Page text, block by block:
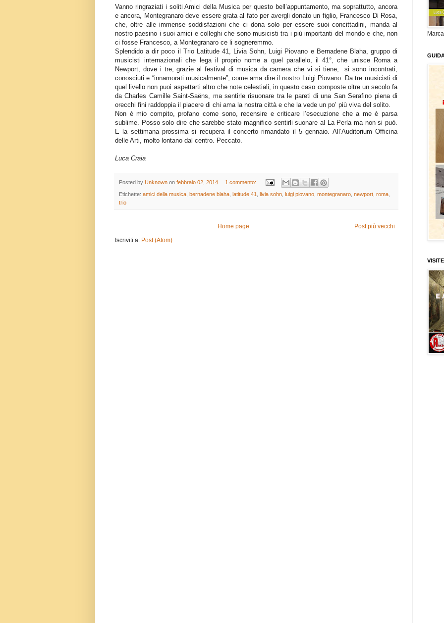
Vanno ringraziati i soliti Amici della Musica per questo bell’appuntamento, ma soprattutto, ancora
e ancora, Montegranaro deve essere grata al fato per avergli donato un figlio, Francesco Di Rosa,
che, oltre alle immense soddisfazioni che ci dona solo per essere suoi concittadini, manda al
nostro paesino i suoi amici e colleghi che sono musicisti tra i più importanti del mondo e che, non
ci fosse Francesco, a Montegranaro ce li sogneremmo.
Splendido a dir poco il Trio Latitude 41, Livia Sohn, Luigi Piovano e Bernadene Blaha, gruppo di
musicisti internazionali che lega il proprio nome a quel parallelo, il 41°, che unisce Roma a
Newport, dove i tre, grazie al festival di musica da camera che vi si tiene,
si sono incontrati,
conosciuti e “innamorati musicalmente”, come ama dire il nostro Luigi Piovano. Da tre musicisti di
quel livello non puoi aspettarti altro che note celestiali, in questo caso composte oltre un secolo fa
daCharles Camille Saint-Saëns , ma sentirle risuonare tra le pareti di una San Serafino piena di
orecchi fini raddoppia il piacere di chi ama la nostra città e che la vede un po’ più viva del solito.
Non è mio compito, profano come sono, recensire e criticare l’esecuzione che a me è parsa
sublime. Posso solo dire che sarebbe stato magnifico sentirli suonare al La Perla ma non si può.
E la settimana prossima si recupera il concerto rimandato il 5 gennaio. All’Auditorium Officina
delle Arti, molto lontano dal centro. Peccato.
Luca Craia
Posted by Unknown on febbraio 02, 2014 1 commento:
Etichette: amici della musica bernadene blaha latitude 41 livia sohn luigi piovano montegranaro newport roma
trio
Post più vecchi
Home page
Iscriviti a: Post (Atom)
Marca
VISITE